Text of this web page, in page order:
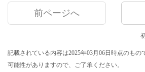
前ページへ
記載されている内容は2025年03月06日時点のもの
可能性がありますので、ご了承ください。